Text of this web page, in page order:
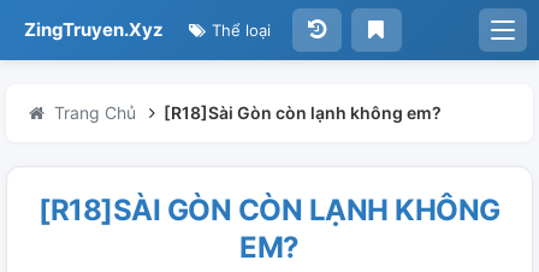
ZingTruyen.Xyz Thể loại
Trang Chủ [R18]Sài Gòn còn lạnh không em?
[R18]SÀI GÒN CÒN LẠNH KHÔNG
EM?